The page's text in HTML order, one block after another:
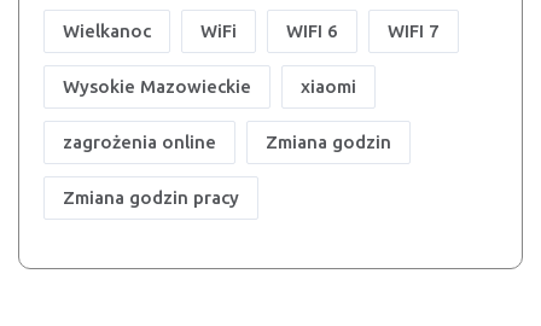
Wielkanoc WiFi WIFI 6 WIFI 7
Wysokie Mazowieckie xiaomi
zagrożenia online Zmiana godzin
Zmiana godzin pracy